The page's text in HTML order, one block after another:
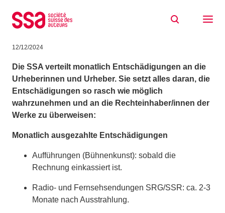
welche Entschädigung?
12/12/2024
Die SSA verteilt monatlich Entschädigungen an die
Urheberinnen und Urheber. Sie setzt alles daran, die
Entschädigungen so rasch wie möglich
wahrzunehmen und an die Rechteinhaber/innen der
Werke zu überweisen:
Monatlich ausgezahlte Entschädigungen
Aufführungen (Bühnenkunst): sobald die
Rechnung einkassiert ist.
Radio- und Fernsehsendungen SRG/SSR: ca. 2-3
Monate nach Ausstrahlung.